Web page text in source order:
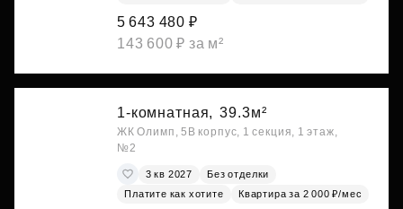
5 643 480 ₽
143 600 ₽ за м²
1-комнатная, 39.3м²
ЖК Олимп, 5В корпус, 1 секция, 1 этаж,
№2
3 кв 2027
Без отделки
Платите как хотите
Квартира за 2 000 ₽/мес